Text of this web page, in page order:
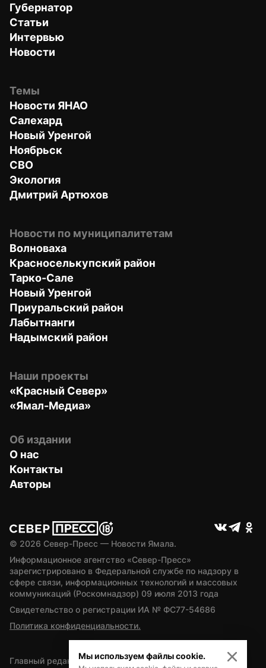
Губернатор
Статьи
Интервью
Новости
Темы
Новости ЯНАО
Салехард
Новый Уренгой
Ноябрьск
СВО
Экология
Дмитрий Артюхов
Новости по муниципалитетам
Волноваха
Красноселькупский район
Тарко-Сале
Новый Уренгой
Приуральский район
Лабытнанги
Надымский район
Наши проекты
«Красный Север»
«Ямал-Медиа»
Об издании
О нас
Контакты
Авторы
© 2026 Север-Пресс — Новости Ямала.
Информационное агентство «Север-Пресс»
зарегистрировано в Федеральной службе по надзору в
сфере связи, информационных технологий и массовых
коммуникаций (Роскомнадзор) 09 июля 2013 года
Свидетельство о регистрации ИА № ФС77-54686
Политика конфиденциальности.
Главный редактор — А.Л. Поздеев
Мы используем файлы cookie.